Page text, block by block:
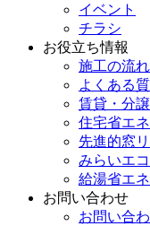
イベント
チラシ
お役立ち情報
施工の流れ
よくある
賃貸・分
住宅省エ
先進的窓
みらいエ
給湯省エ
お問い合わせ
お問い合